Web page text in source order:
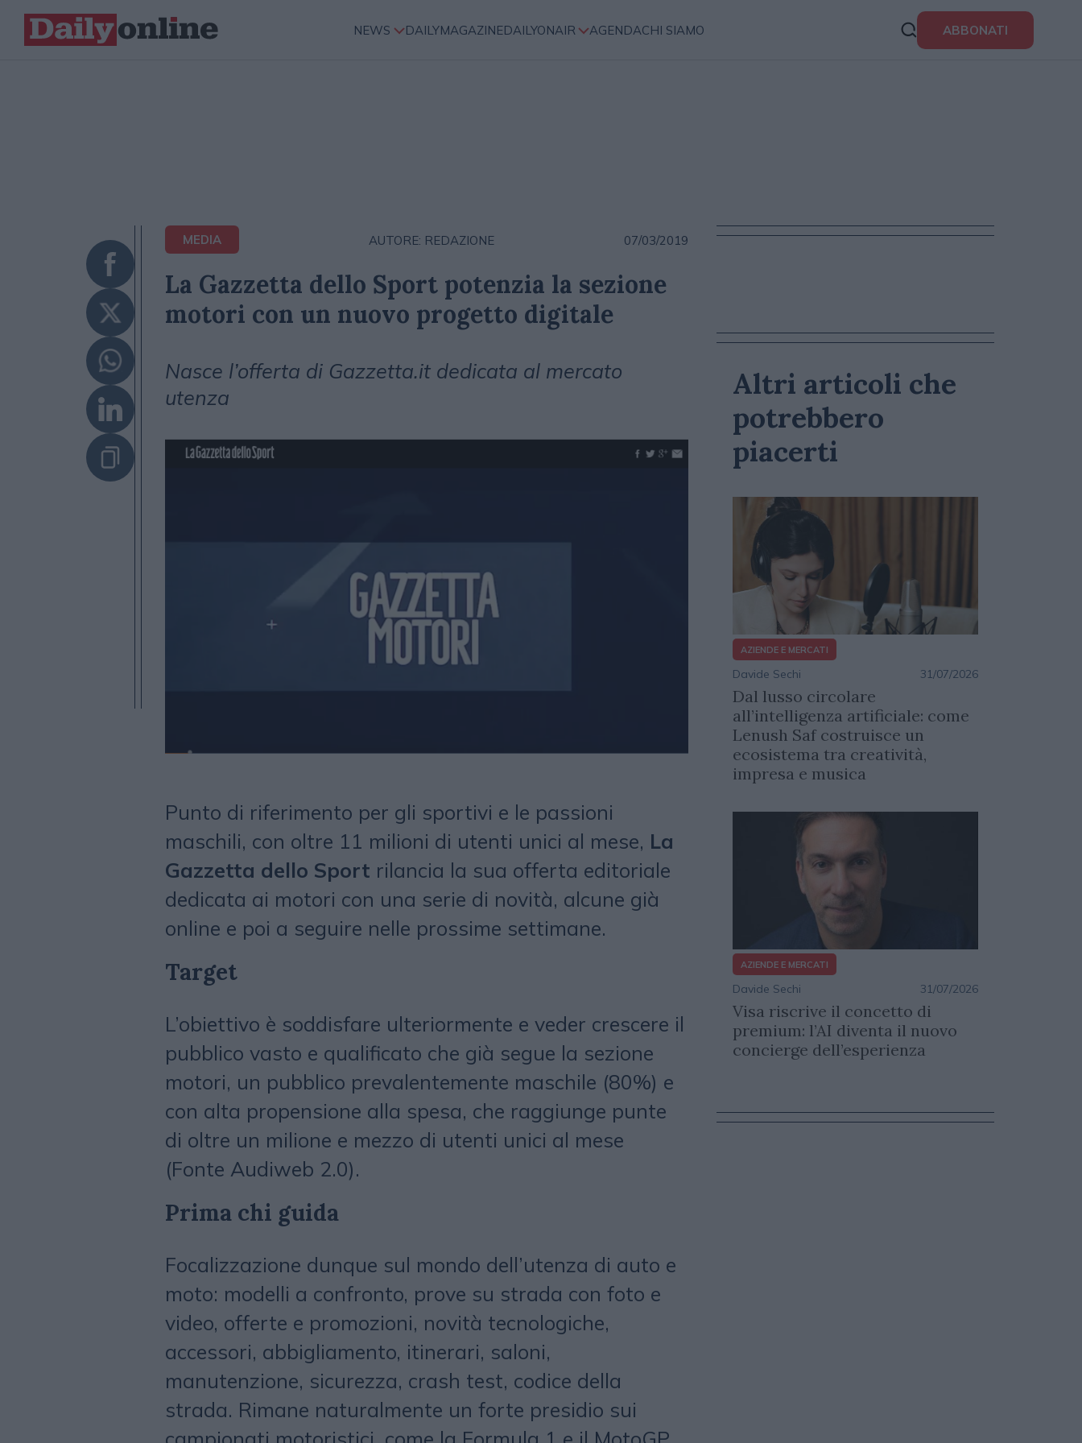
NEWS DAILYMAGAZINEDAILYONAIR AGENDACHI SIAMO ABBONATI
MEDIA AUTORE: REDAZIONE 07/03/2019
La Gazzetta dello Sport potenzia la sezione
motori con un nuovo progetto digitale
Nasce l’offerta di Gazzetta.it dedicata al mercato
utenza
Punto di riferimento per gli sportivi e le passioni
maschili, con oltre 11 milioni di utenti unici al mese, La
Gazzetta dello Sport rilancia la sua offerta editoriale
dedicata ai motori con una serie di novità, alcune già
online e poi a seguire nelle prossime settimane.
Target
L’obiettivo è soddisfare ulteriormente e veder crescere il
pubblico vasto e qualificato che già segue la sezione
motori, un pubblico prevalentemente maschile (80%) e
con alta propensione alla spesa, che raggiunge punte
di oltre un milione e mezzo di utenti unici al mese
(Fonte Audiweb 2.0).
Prima chi guida
Focalizzazione dunque sul mondo dell’utenza di auto e
moto: modelli a confronto, prove su strada con foto e
video, offerte e promozioni, novità tecnologiche,
accessori, abbigliamento, itinerari, saloni,
manutenzione, sicurezza, crash test, codice della
strada. Rimane naturalmente un forte presidio sui
Altri articoli che
potrebbero
piacerti
AZIENDE E MERCATI
Davide Sechi 31/07/2026
Dal lusso circolare
all’intelligenza artificiale: come
Lenush Saf costruisce un
ecosistema tra creatività,
impresa e musica
AZIENDE E MERCATI
Davide Sechi 31/07/2026
Visa riscrive il concetto di
premium: l’AI diventa il nuovo
concierge dell’esperienza